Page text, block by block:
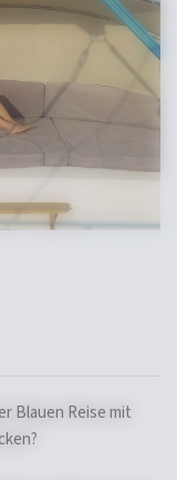
Blauen Reise mit